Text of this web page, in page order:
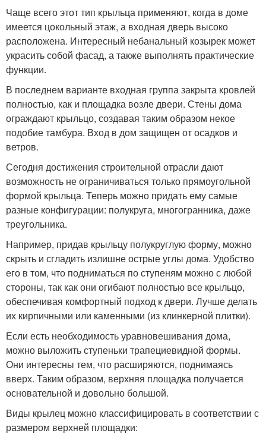
Чаще всего этот тип крыльца применяют, когда в доме
имеется цокольный этаж, а входная дверь высоко
расположена. Интересный небанальный козырек может
украсить собой фасад, а также выполнять практические
функции.
В последнем варианте входная группа закрыта кровлей
полностью, как и площадка возле двери. Стены дома
ограждают крыльцо, создавая таким образом некое
подобие тамбура. Вход в дом защищен от осадков и
ветров.
Сегодня достижения строительной отрасли дают
возможность не ограничиваться только прямоугольной
формой крыльца. Теперь можно придать ему самые
разные конфигурации: полукруга, многогранника, даже
треугольника.
Например, придав крыльцу полукруглую форму, можно
скрыть и сгладить излишне острые углы дома. Удобство
его в том, что подниматься по ступеням можно с любой
стороны, так как они огибают полностью все крыльцо,
обеспечивая комфортный подход к двери. Лучше делать
их кирпичными или каменными (из клинкерной плитки).
Если есть необходимость уравновешивания дома,
можно выложить ступеньки трапециевидной формы.
Они интересны тем, что расширяются, поднимаясь
вверх. Таким образом, верхняя площадка получается
основательной и довольно большой.
Виды крылец можно классифицировать в соответствии с
размером верхней площадки: